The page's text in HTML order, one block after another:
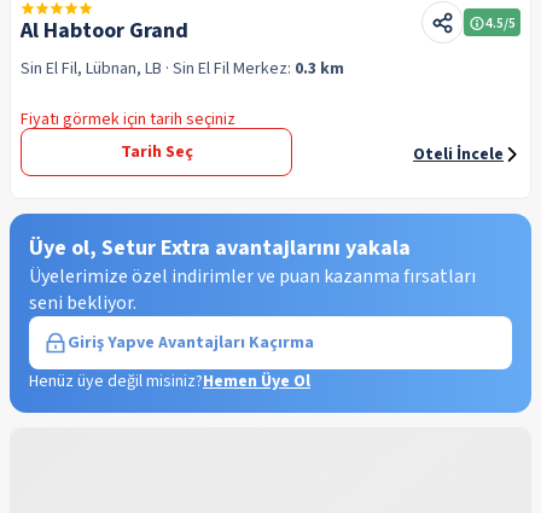
Al Habtoor Grand 4.5/5
Sin El Fil, Lübnan, LB · Sin El FilMerkez: 0.3 km
Fiyatı görmek için tarih seçiniz
Tarih Seç
Oteli İncele
Üye ol, Setur Extra avantajlarını yakala
Üyelerimize özel indirimler ve puan kazanma fırsatları
seni bekliyor.
Giriş Yapve Avantajları Kaçırma
Henüz üye değil misiniz?Hemen Üye Ol